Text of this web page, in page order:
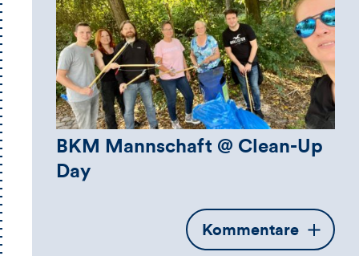
BKM Mannschaft @ Clean-Up
Day
Öffnet
Kommentare